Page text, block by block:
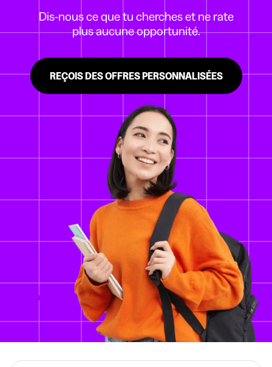
Dis-nous ce que tu cherches et ne rate
plus aucune opportunité.
REÇOIS DES OFFRES PERSONNALISÉES